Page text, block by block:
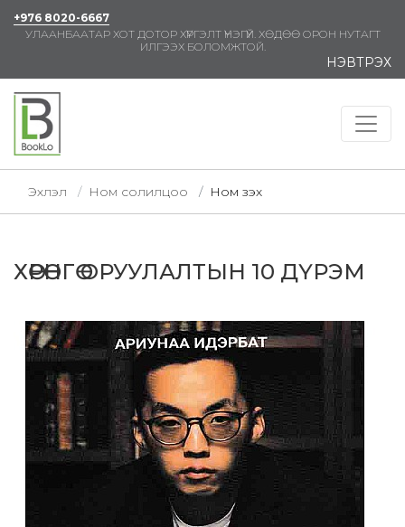
+976 8020-6667
УЛААНБААТАР ХОТ ДОТОР ХҮРГЭЛТ ҮНЭГҮЙ. ХӨДӨӨ ОРОН НУТАГТ
ИЛГЭЭХ БОЛОМЖТОЙ.
НЭВТРЭХ
Эхлэл Ном солилцоо Ном үзэх
ХӨРӨНГӨ ОРУУЛАЛТЫН 10 ДҮРЭМ